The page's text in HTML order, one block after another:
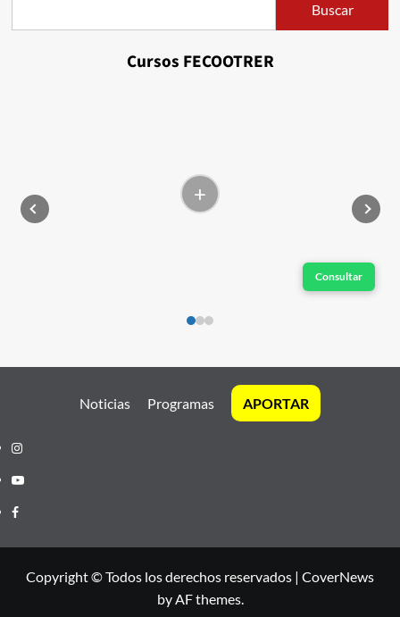
Buscar
Cursos FECOOTRER
+
Consultar
Noticias Programas APORTAR
Instagram
Youtube
Facebook
Copyright © Todos los derechos reservados | CoverNews
by AF themes.